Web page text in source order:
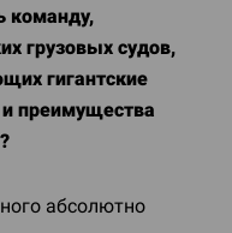
команду,
грузовых судов,
гигантские
и преимущества
абсолютно